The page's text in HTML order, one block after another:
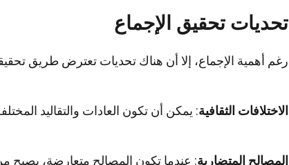
تحديات تحقيق الإجماع
رغم أهمية الإجماع، إلا أن هناك تحديات تعترض طريق
الاختلافات الثقافية: يمكن أن تكون العادات والتقاليد
المصالح المتضاربة: عندما تكون المصالح متعارضة،